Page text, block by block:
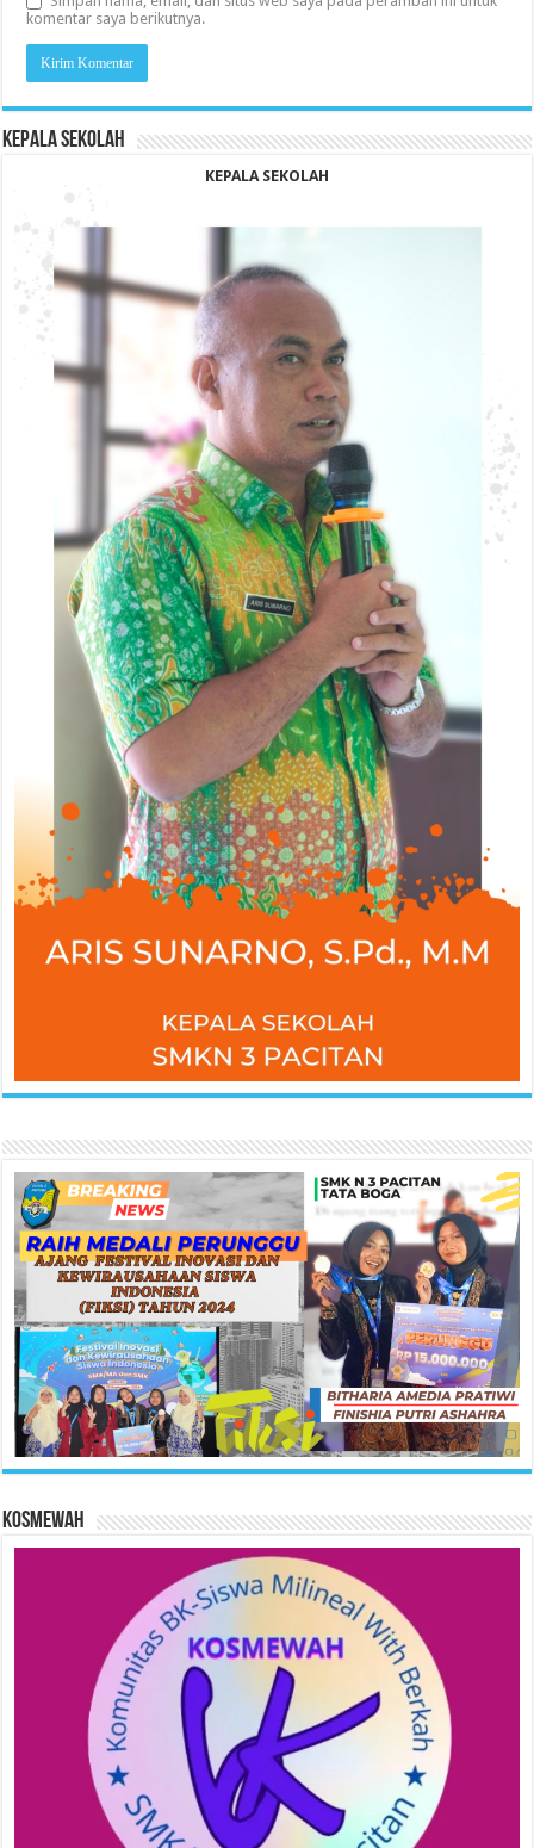
komentar saya berikutnya.
KEPALA SEKOLAH
KEPALA SEKOLAH
KOSMEWAH